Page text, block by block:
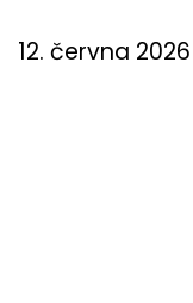
12. června 2026